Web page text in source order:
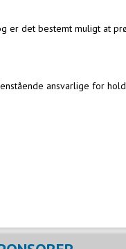
er det bestemt muligt at
ansvarlige for